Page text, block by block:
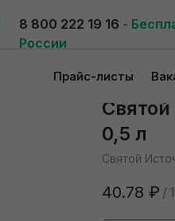
8 800 222 19 16 -
России
Прайс-листы
0,5 л
Святой
40.78 ₽ /